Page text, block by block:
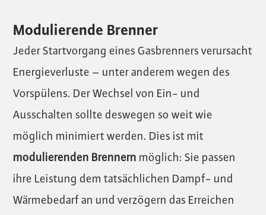
Modulierende Brenner
Jeder Startvorgang eines Gasbrenners verursacht
Energieverluste – unter anderem wegen des
Vorspülens. Der Wechsel von Ein- und
Ausschalten sollte deswegen so weit wie
möglich minimiert werden. Dies ist mit
modulierenden Brennern möglich: Sie passen
ihre Leistung dem tatsächlichen Dampf- und
Wärmebedarf an und verzögern das Erreichen